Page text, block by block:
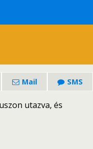
Mail SMS
utazva, és